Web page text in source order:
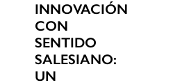
INNOVACIÓN
CON
SENTIDO
SALESIANO:
UN